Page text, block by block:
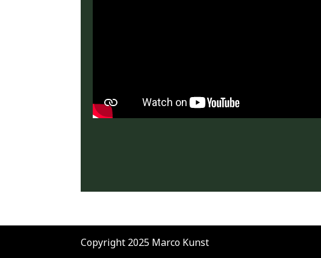
Copyright 2025 Marco Kunst